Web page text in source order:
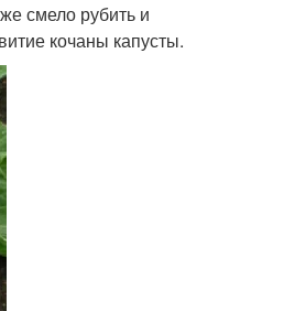
смело рубить и
кочаны капусты.